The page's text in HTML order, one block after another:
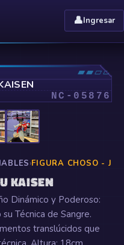
👤Ingresar
▰▰▱▱
⤢
NC- 05876
›FIGURA CHOSO -
KAISEN
Dinámico y Poderoso:
Técnica de Sangre.
translúcidos que